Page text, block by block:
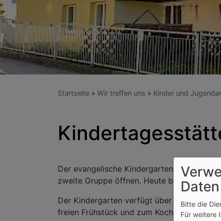
Startseite Wir treffen uns Kinder und
Der evangelische Kindergarten St. Martin
zweite Gruppe öffnen. Heute bietet der
Der Kindergarten verfügt über drei
freien Frühstück und zum Kochen.
Bitte die
Für weitere